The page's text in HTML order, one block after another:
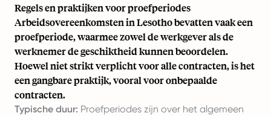
Regels en praktijken voor proefperiodes
Arbeidsovereenkomsten in Lesotho bevatten vaak een
proefperiode, waarmee zowel de werkgever als de
werknemer de geschiktheid kunnen beoordelen.
Hoewel niet strikt verplicht voor alle contracten, is het
een gangbare praktijk, vooral voor onbepaalde
contracten.
Typische duur: Proefperiodes zijn over het algemeen